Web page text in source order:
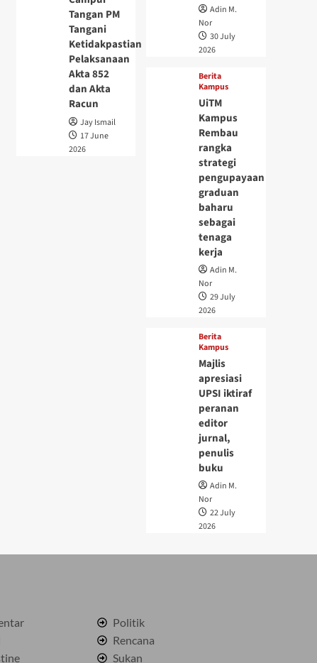
Tangan PM
Tangani
Ketidakpastian
Pelaksanaan
Akta 852
dan Akta
Racun
Jay Ismail
17 June
2026
Adin M.
Nor
30 July
2026
Berita
Kampus
UiTM
Kampus
Rembau
rangka
strategi
pengupayaan
graduan
baharu
sebagai
tenaga
kerja
Adin M.
Nor
29 July
2026
Berita
Kampus
Majlis
apresiasi
UPSI iktiraf
peranan
editor
jurnal,
penulis
buku
Adin M.
Nor
22 July
2026
Politik
Rencana
Sukan